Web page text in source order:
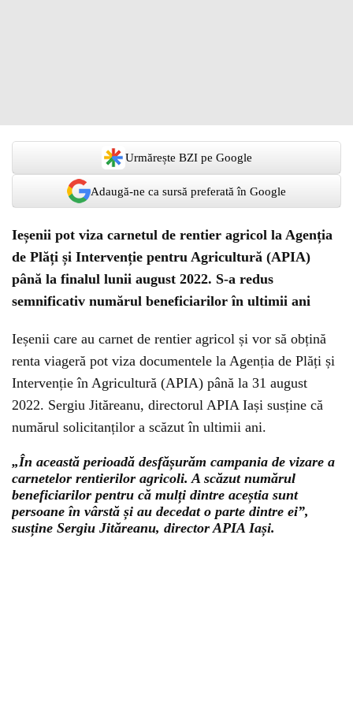
Urmărește BZI pe Google
Adaugă-ne ca sursă preferată în Google
Ieșenii pot viza carnetul de rentier agricol la Agenția
de Plăți și Intervenție pentru Agricultură (APIA)
până la finalul lunii august 2022. S-a redus
semnificativ numărul beneficiarilor în ultimii ani
Ieșenii care au carnet de rentier agricol și vor să obțină
renta viageră pot viza documentele la Agenția de Plăți și
Intervenție în Agricultură (APIA) până la 31 august
2022. Sergiu Jităreanu, directorul APIA Iași susține că
numărul solicitanților a scăzut în ultimii ani.
„În această perioadă desfășurăm campania de vizare a
carnetelor rentierilor agricoli. A scăzut numărul
beneficiarilor pentru că mulți dintre aceștia sunt
persoane în vârstă și au decedat o parte dintre ei”,
susține Sergiu Jităreanu, director APIA Iași.